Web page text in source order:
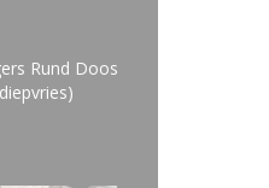
Rund Doos